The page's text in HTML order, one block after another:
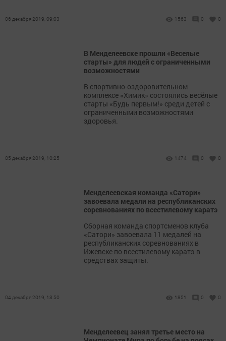
06 декабря 2019, 09:03 1563 0 0
В Менделеевске прошли «Веселые
старты» для людей с ограниченными
возможностями
В спортивно-оздоровительном
комплексе «Химик» состоялись весёлые
старты «Будь первым!» среди детей с
ограниченными возможностями
здоровья.
05 декабря 2019, 10:25 1474 0 0
Менделеевская команда «Сатори»
завоевала медали на республиканских
соревнованиях по всестилевому каратэ
Сборная команда спортсменов клуба
«Сатори» завоевала 11 медалей на
республиканских соревнованиях в
Ижевске по всестилевому каратэ в
средствах защиты.
04 декабря 2019, 13:50 1851 0 0
Менделеевец занял третье место на